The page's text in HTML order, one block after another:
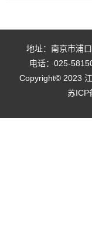
地址：南京市浦
电话：025-
Copyright© 2023
苏ICP